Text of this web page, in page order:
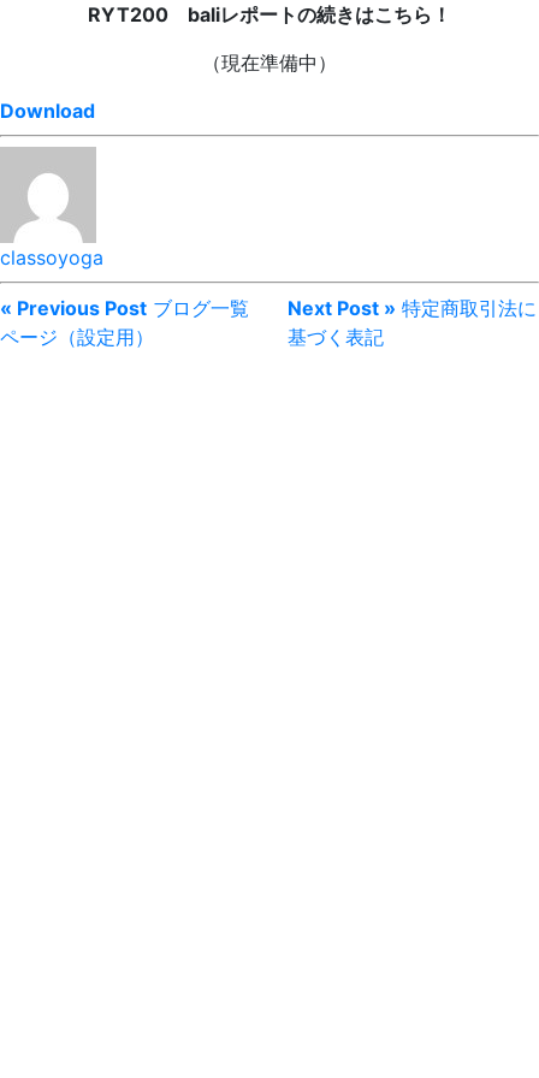
RYT200 baliレポートの続きはこちら！
（現在準備中）
Download
classoyoga
« Previous Post ブログ一覧
ページ（設定用）
Next Post » 特定商取引法に
基づく表記